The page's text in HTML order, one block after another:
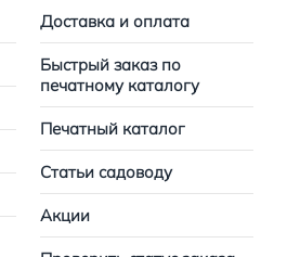
Доставка и оплата
Быстрый заказ по
печатному каталогу
Печатный каталог
Статьи садоводу
Акции